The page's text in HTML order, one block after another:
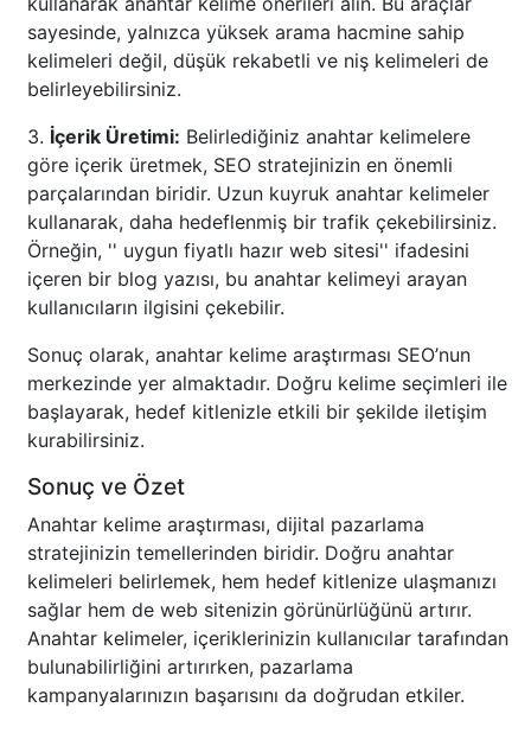
sayesinde, yalnızca yüksek arama hacmine sahip
kelimeleri değil, düşük rekabetli ve niş kelimeleri de
belirleyebilirsiniz.
3. İçerik Üretimi: Belirlediğiniz anahtar kelimelere
göre içerik üretmek, SEO stratejinizin en önemli
parçalarından biridir. Uzun kuyruk anahtar kelimeler
kullanarak, daha hedeflenmiş bir trafik çekebilirsiniz.
Örneğin, '' uygun fiyatlı hazır web sitesi'' ifadesini
içeren bir blog yazısı, bu anahtar kelimeyi arayan
kullanıcıların ilgisini çekebilir.
Sonuç olarak, anahtar kelime araştırması SEO’nun
merkezinde yer almaktadır. Doğru kelime seçimleri ile
başlayarak, hedef kitlenizle etkili bir şekilde iletişim
kurabilirsiniz.
Sonuç ve Özet
Anahtar kelime araştırması, dijital pazarlama
stratejinizin temellerinden biridir. Doğru anahtar
kelimeleri belirlemek, hem hedef kitlenize ulaşmanızı
sağlar hem de web sitenizin görünürlüğünü artırır.
Anahtar kelimeler, içeriklerinizin kullanıcılar tarafından
bulunabilirliğini artırırken, pazarlama
kampanyalarınızın başarısını da doğrudan etkiler.